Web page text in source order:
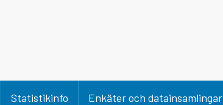
Statistikinfo Enkäter och datainsamlingar